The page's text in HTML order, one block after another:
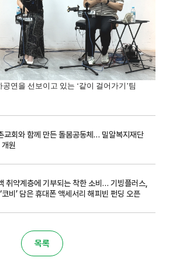
공연을 선보이고 있는 ‘같이 걸어가기 ’팀
교회와 함께 만든 돌봄공동체… 밀알복지재단
개원
취약계층에 기부되는 착한 소비… 기빙플러스,
코비’ 담은 휴대폰 액세서리 해피빈 펀딩 오픈
목록